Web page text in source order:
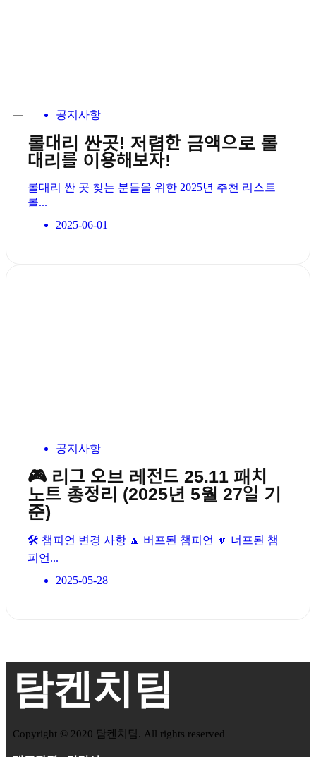
공지사항
롤대리 싼곳! 저렴한 금액으로 롤
대리를 이용해보자!
롤대리 싼 곳 찾는 분들을 위한 2025년 추천 리스트
롤...
2025-06-01
공지사항
🎮 리그 오브 레전드 25.11 패치
노트 총정리 (2025년 5월 27일 기
준)
🛠️ 챔피언 변경 사항 🔼 버프된 챔피언 🔽 너프된 챔
피언...
2025-05-28
탐켄치팀
Copyright © 2020 탐켄치팀. All rights reserved